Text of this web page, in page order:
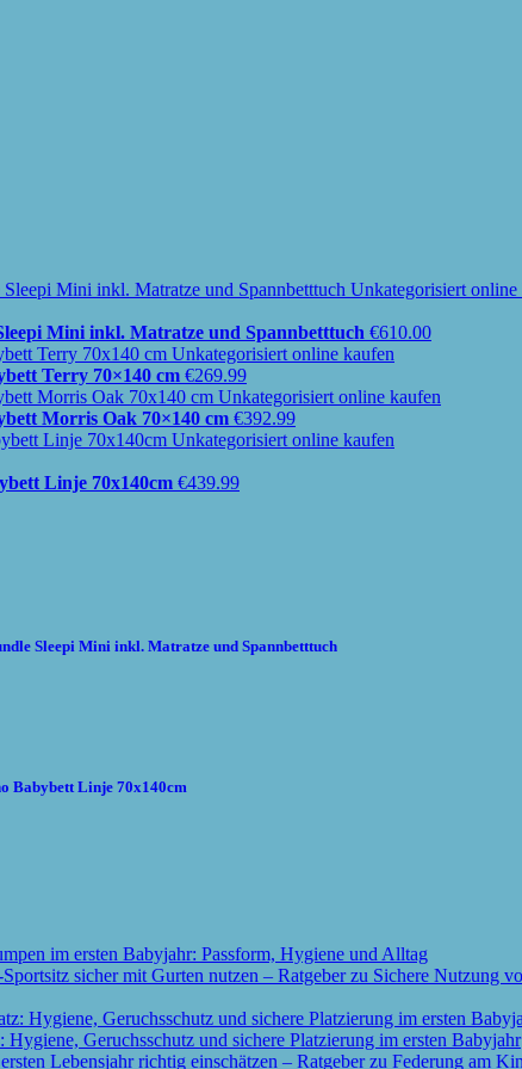
Mini inkl. Matratze und Spannbetttuch €610.00
Terry 70×140 cm €269.99
Morris Oak 70×140 cm €392.99
Linje 70x140cm €439.99
Sleepi Mini inkl. Matratze und Spannbetttuch
Babybett Linje 70x140cm
im ersten Babyjahr: Passform, Hygiene und Alltag
Geruchsschutz und sichere Platzierung im ersten Babyjahr